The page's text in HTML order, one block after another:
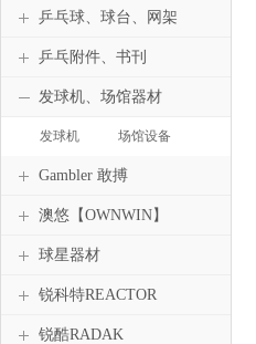
乒乓球、球台、网架
乒乓附件、书刊
发球机、场馆器材
发球机 场馆设备
Gambler 敢搏
澳悠【OWNWIN】
球星器材
锐科特REACTOR
锐酷RADAK